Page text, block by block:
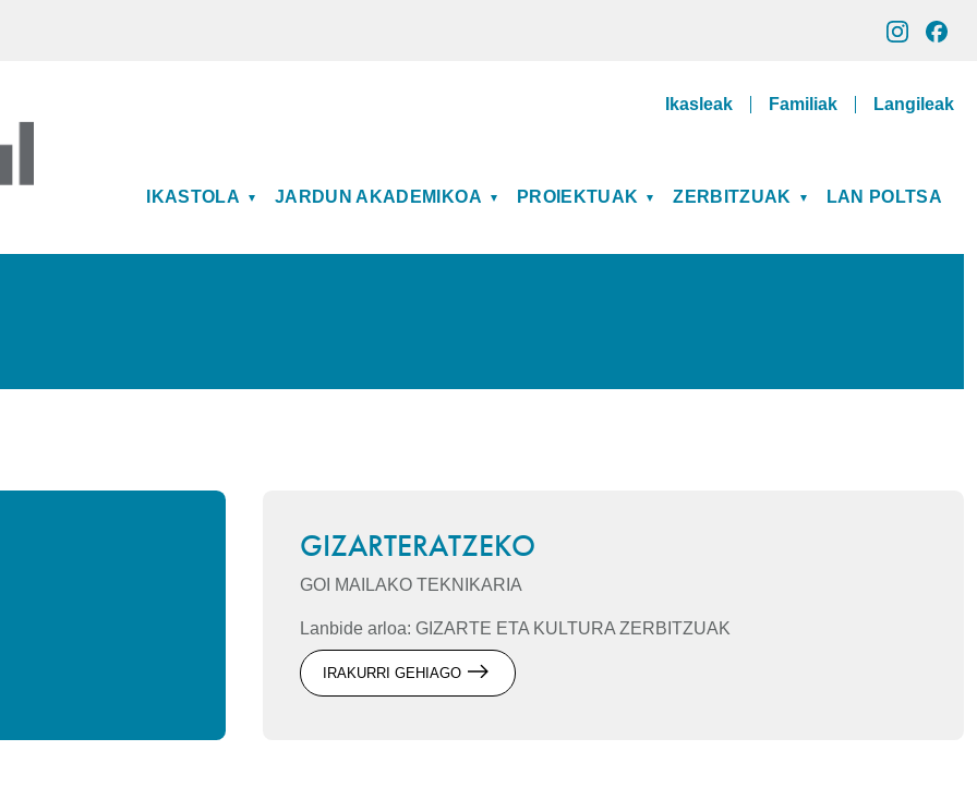
Gune pribatuak
Ikasleak Familiak Langileak
MAIN NAVIGATION
IKASTOLA JARDUN AKADEMIKOA PROIEKTUAK ZERBITZUAK LAN POLTSA
GIZARTERATZEKO
GOI MAILAKO TEKNIKARIA
Lanbide arloa: GIZARTE ETA KULTURA ZERBITZUAK
IRAKURRI GEHIAGO